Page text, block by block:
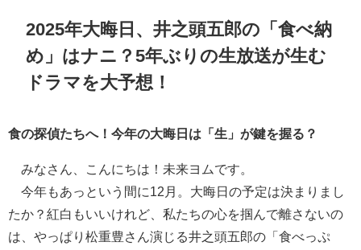
2025年大晦日、井之頭五郎の「食べ納
め」はナニ？5年ぶりの生放送が生む
ドラマを大予想！
食の探偵たちへ！今年の大晦日は「生」が鍵を握る？
みなさん、こんにちは！未来ヨムです。
今年もあっという間に12月。大晦日の予定は決まりまし
たか？紅白もいいけれど、私たちの心を掴んで離さないの
は、やっぱり松重豊さん演じる井之頭五郎の「食べっぷ